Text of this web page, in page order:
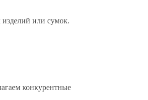
или сумок.
конкурентные